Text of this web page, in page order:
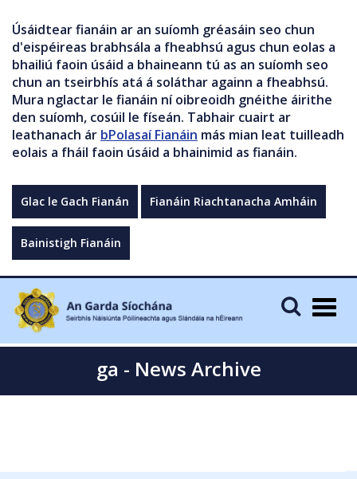
Úsáidtear fianáin ar an suíomh gréasáin seo chun
d'eispéireas brabhsála a fheabhsú agus chun eolas a
bhailiú faoin úsáid a bhaineann tú as an suíomh seo
chun an tseirbhís atá á soláthar againn a fheabhsú.
Mura nglactar le fianáin ní oibreoidh gnéithe áirithe
den suíomh, cosúil le físeán. Tabhair cuairt ar
leathanach ár bPolasaí Fianáin más mian leat tuilleadh
eolais a fháil faoin úsáid a bhainimid as fianáin.
Glac le Gach Fianán Fianáin Riachtanacha Amháin
Bainistigh Fianáin
ga - News Archive